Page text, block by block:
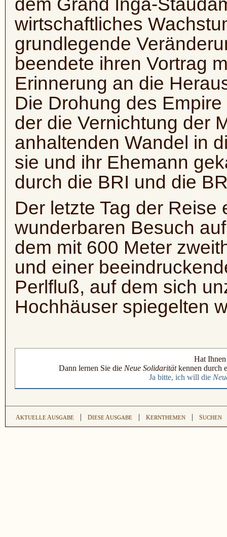
dem Grand Inga-
wirtschaftliches
grundlegende
beendete ihren Vortrag
Erinnerung an die
Die Drohung des
der die Vernichtung der
anhaltenden Wandel in
sie und ihr Ehemann
durch die BRI und die
Der letzte Tag der Reise
wunderbaren Besuch
dem mit 600 Meter
und einer
Perlfluß, auf dem sich
Hochhäuser spiegelten
Hat
Dann lernen Sie die Neue Solidaritätkennen durch
Ja bitte, ich will die
AKTUELLEAUSGABE | DIESEAUSGABE | KERNTHEMEN | SUCHEN